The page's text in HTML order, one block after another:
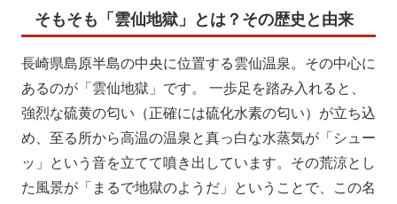
そもそも「雲仙地獄」とは？その歴史と由来
長崎県島原半島の中央に位置する雲仙温泉。その中心に
あるのが「雲仙地獄」です。 一歩足を踏み入れると、
強烈な硫黄の匂い（正確には硫化水素の匂い）が立ち込
め、至る所から高温の温泉と真っ白な水蒸気が「シュー
ッ」という音を立てて噴き出しています。その荒涼とし
た風景が「まるで地獄のようだ」ということで、この名